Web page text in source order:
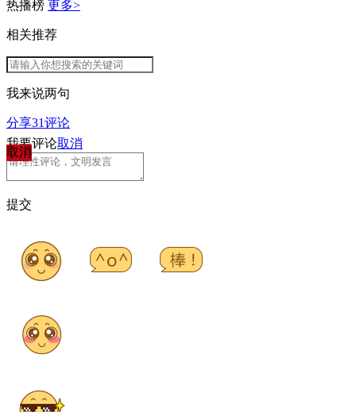
热播榜 更多>
相关推荐
我来说两句
分享31评论
取消
我要评论取消
提交